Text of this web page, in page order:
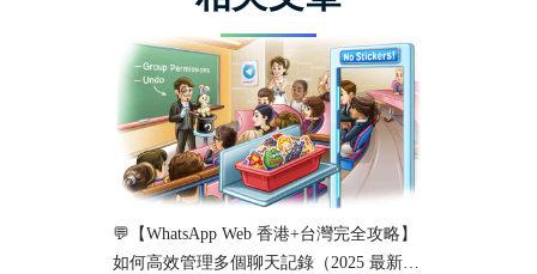
💬【WhatsApp Web 香港+台灣完全攻略】
如何高效管理多個聊天記錄（2025 最新教